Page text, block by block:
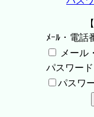
ﾒｰﾙ・電話
メール
パスワード
パスワ